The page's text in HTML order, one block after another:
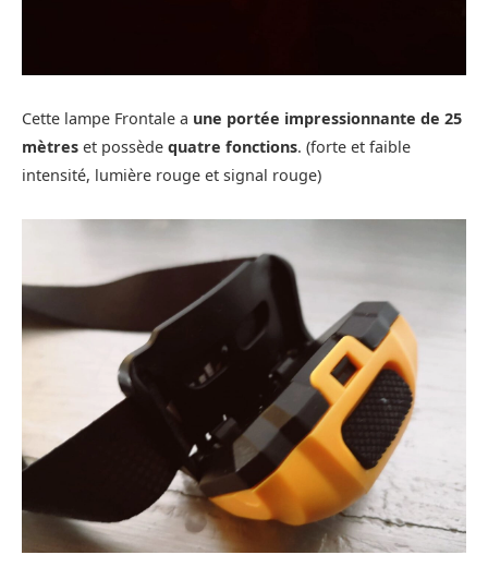
Cette lampe Frontale a une portée impressionnante de 25
mètres et possède quatre fonctions. (forte et faible
intensité, lumière rouge et signal rouge)